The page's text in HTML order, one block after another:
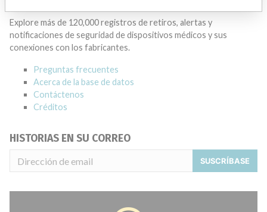
Explore más de 120,000 registros de retiros, alertas y
notificaciones de seguridad de dispositivos médicos y sus
conexiones con los fabricantes.
Preguntas frecuentes
Acerca de la base de datos
Contáctenos
Créditos
HISTORIAS EN SU CORREO
SUSCRÍBASE